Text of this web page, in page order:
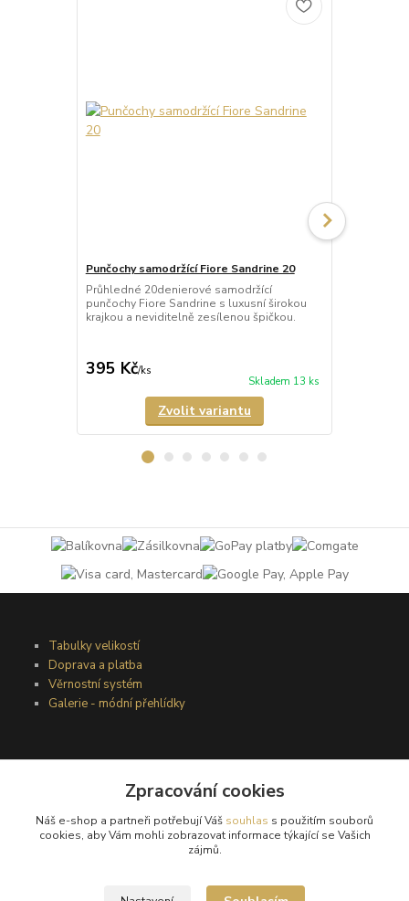
Punčochy samodržící Fiore Sandrine 20
Průhledné 20denierové samodržící
punčochy Fiore Sandrine s luxusní širokou
krajkou a neviditelně zesílenou špičkou.
395 Kč/ks
Skladem 13 ks
Zvolit variantu
Tabulky velikostí
Doprava a platba
Věrnostní systém
Galerie - módní přehlídky
Obchodní podmínky
Ochrana osobních údajů
Kontakty
Zpracování cookies
Náš e-shop a partneři potřebují Váš souhlas s použitím souborů
cookies, aby Vám mohli zobrazovat informace týkající se Vašich
zájmů.